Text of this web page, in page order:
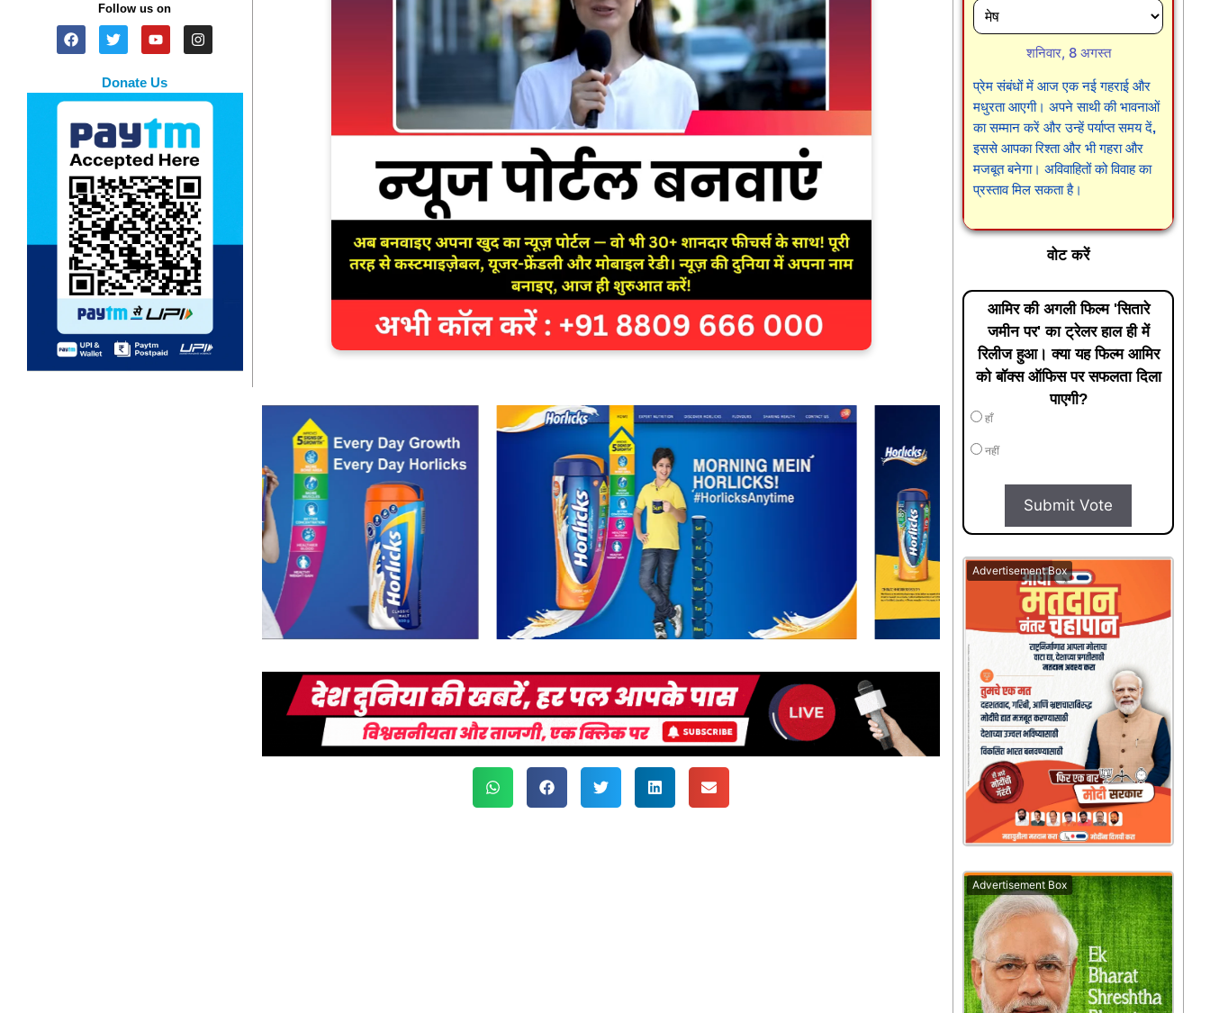
Follow us on
Donate Us
शनिवार, 8 अगस्त
प्रेम संबंधों में आज एक नई गहराई और
मधुरता आएगी। अपने साथी की भावनाओं
का सम्मान करें और उन्हें पर्याप्त समय दें,
इससे आपका रिश्ता और भी गहरा और
मजबूत बनेगा। अविवाहितों को विवाह का
प्रस्ताव मिल सकता है।
वोट करें
आमिर की अगली फिल्म 'सितारे
जमीन पर' का ट्रेलर हाल ही में
रिलीज हुआ। क्या यह फिल्म आमिर
को बॉक्स ऑफिस पर सफलता दिला
पाएगी?
हाँ
नहीं
Submit Vote
Advertisement Box
Advertisement Box